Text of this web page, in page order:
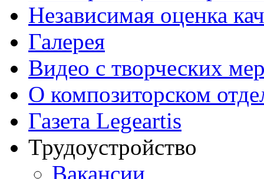
Независимая оценка
Галерея
Видео с творческих
О композиторском
Газета Legeartis
Трудоустройство
Вакансии